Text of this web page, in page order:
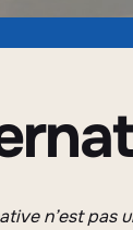
n’est pas